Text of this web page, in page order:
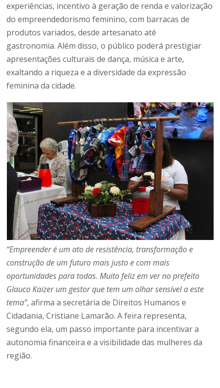
experiências, incentivo à geração de renda e valorização
do empreendedorismo feminino, com barracas de
produtos variados, desde artesanato até
gastronomia. Além disso, o público poderá prestigiar
apresentações culturais de dança, música e arte,
exaltando a riqueza e a diversidade da expressão
feminina da cidade.
“Empreender é um ato de resistência, transformação e
construção de um futuro mais justo e com mais
oportunidades para todas. Muito feliz em ver no prefeito
Glauco Kaizer um gestor que tem um olhar sensível a este
tema”, afirma a secretária de Direitos Humanos e
Cidadania, Cristiane Lamarão. A feira representa,
segundo ela, um passo importante para incentivar a
autonomia financeira e a visibilidade das mulheres da
região.